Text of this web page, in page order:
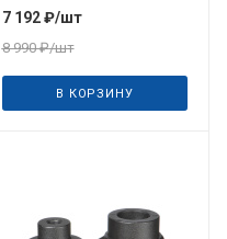
7 192₽/шт
8 990₽/шт
В КОРЗИНУ